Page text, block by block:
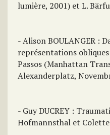
lumière, 2001) et L.
- Alison BOULANGER :
représentations
Passos (Manhattan
Alexanderplatz,
- Guy DUCREY :
Hofmannsthal et Colette